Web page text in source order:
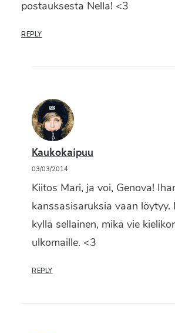
postauksesta Nella! <3
REPLY
Kaukokaipuu
03/03/2014
Kiitos Mari, ja voi, Genova!
kanssasisaruksia vaan löytyy.
kyllä sellainen, mikä vie
ulkomaille. <3
REPLY